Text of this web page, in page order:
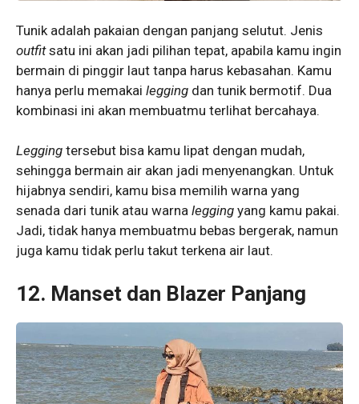
Tunik adalah pakaian dengan panjang selutut. Jenis
outfitsatu ini akan jadi pilihan tepat, apabila kamu ingin
bermain di pinggir laut tanpa harus kebasahan. Kamu
hanya perlu memakai legging dan tunik bermotif. Dua
kombinasi ini akan membuatmu terlihat bercahaya.
Legging tersebut bisa kamu lipat dengan mudah,
sehingga bermain air akan jadi menyenangkan. Untuk
hijabnya sendiri, kamu bisa memilih warna yang
senada dari tunik atau warna legging yang kamu pakai.
Jadi, tidak hanya membuatmu bebas bergerak, namun
juga kamu tidak perlu takut terkena air laut.
12. Manset dan Blazer Panjang